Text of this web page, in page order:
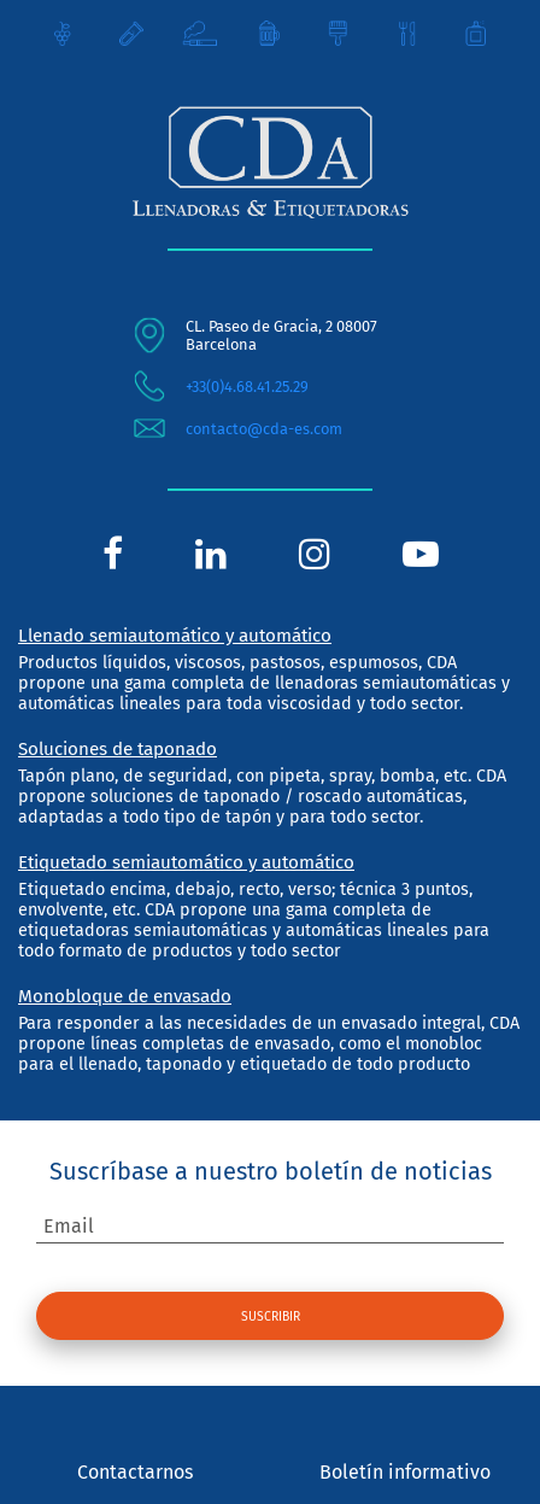
CL. Paseo de Gracia, 2 08007
Barcelona
+33(0)4.68.41.25.29
contacto@cda-es.com
Llenado semiautomático y automático
Productos líquidos, viscosos, pastosos, espumosos, CDA
propone una gama completa de llenadoras semiautomáticas y
automáticas lineales para toda viscosidad y todo sector.
Soluciones de taponado
Tapón plano, de seguridad, con pipeta, spray, bomba, etc. CDA
propone soluciones de taponado / roscado automáticas,
adaptadas a todo tipo de tapón y para todo sector.
Etiquetado semiautomático y automático
Etiquetado encima, debajo, recto, verso; técnica 3 puntos,
envolvente, etc. CDA propone una gama completa de
etiquetadoras semiautomáticas y automáticas lineales para
todo formato de productos y todo sector
Monobloque de envasado
Para responder a las necesidades de un envasado integral, CDA
propone líneas completas de envasado, como el monobloc
para el llenado, taponado y etiquetado de todo producto
Suscríbase a nuestro boletín de noticias
Email
Contactarnos Boletín informativo